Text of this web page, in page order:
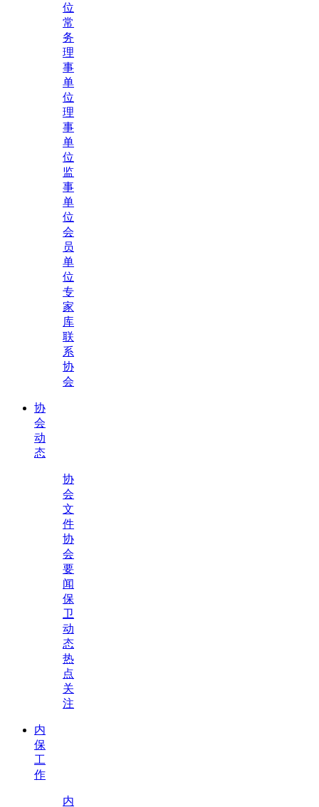
位
常
务
理
事
单
位
理
事
单
位
监
事
单
位
会
员
单
位
专
家
库
联
系
协
会
协
会
动
态
协
会
文
件
协
会
要
闻
保
卫
动
态
热
点
关
注
内
保
工
作
内